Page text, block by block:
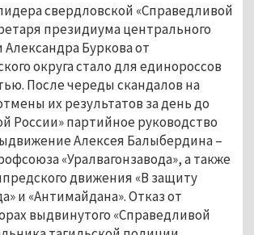
свердловской «Справедливой
президиума центрального
Александра Буркова от
округа стало для единороссов
После череды скандалов на
их результатов за день до
России» партийное руководство
Алексея Балыбердина –
«Уралвагонзавода», а также
движения «В защиту
и «Антимайдана». Отказ от
выдвинутого «Справедливой